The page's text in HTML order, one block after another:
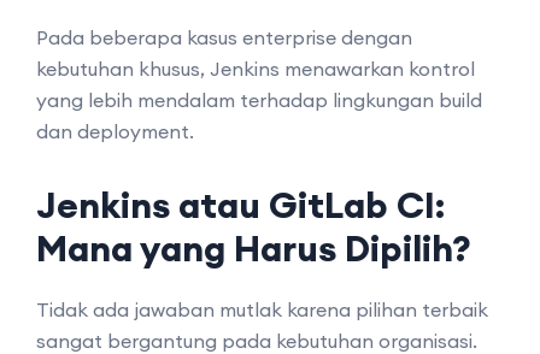
Pada beberapa kasus enterprise dengan
kebutuhan khusus, Jenkins menawarkan kontrol
yang lebih mendalam terhadap lingkungan build
dan deployment.
Jenkins atau GitLab CI:
Mana yang Harus Dipilih?
Tidak ada jawaban mutlak karena pilihan terbaik
sangat bergantung pada kebutuhan organisasi.